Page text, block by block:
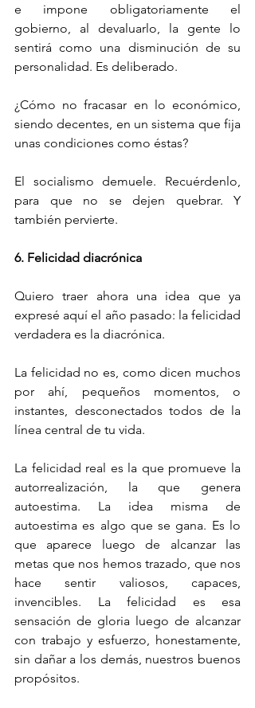
e impone obligatoriamente el
gobierno, al devaluarlo, la gente lo
sentirá como una disminución de su
personalidad. Es deliberado.
¿Cómo no fracasar en lo económico,
siendo decentes, en un sistema que fija
unas condiciones como éstas?
El socialismo demuele. Recuérdenlo,
para que no se dejen quebrar. Y
también pervierte.
6. Felicidad diacrónica
Quiero traer ahora una idea que ya
expresé aquí el año pasado: la felicidad
verdadera es la diacrónica.
La felicidad no es, como dicen muchos
por ahí, pequeños momentos, o
instantes, desconectados todos de la
línea central de tu vida.
La felicidad real es la que promueve la
autorrealización, la que genera
autoestima. La idea misma de
autoestima es algo que se gana. Es lo
que aparece luego de alcanzar las
metas que nos hemos trazado, que nos
hace sentir valiosos, capaces,
invencibles. La felicidad es esa
sensación de gloria luego de alcanzar
con trabajo y esfuerzo, honestamente,
sin dañar a los demás, nuestros buenos
propósitos.